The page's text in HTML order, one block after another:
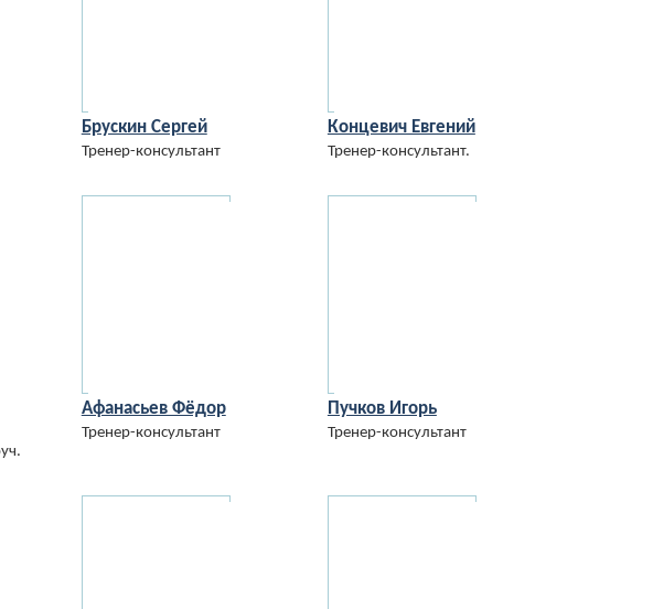
Брускин Сергей
Тренер-консультант
Концевич Евгений
Тренер-консультант.
Афанасьев Фёдор
Тренер-консультант
Пучков Игорь
Тренер-консультант